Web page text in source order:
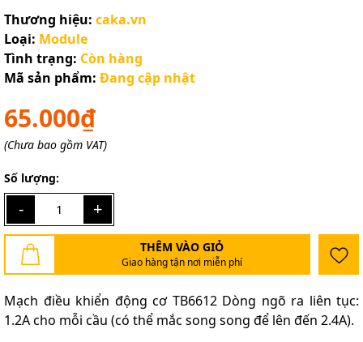
Thương hiệu: caka.vn
Loại: Module
Tình trạng: Còn hàng
Mã sản phẩm: Đang cập nhật
65.000₫
(Chưa bao gồm VAT)
Số lượng:
- +
THÊM VÀO GIỎ
Giao hàng tận nơi miễn phí
Mạch điều khiển động cơ TB6612 Dòng ngõ ra liên tục:
1.2A cho mỗi cầu (có thể mắc song song để lên đến 2.4A).